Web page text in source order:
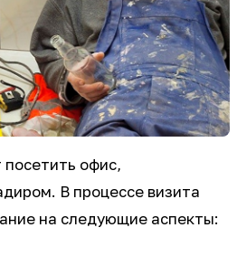
офис,
В процессе визита
на следующие аспекты: